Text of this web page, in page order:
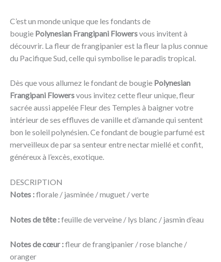
C’est un monde unique que les fondants de
bougie Polynesian Frangipani Flowersvous invitent à
découvrir. La fleur de frangipanier est la fleur la plus connue
du Pacifique Sud, celle qui symbolise le paradis tropical.
Dès que vous allumez le fondant de bougie Polynesian
Frangipani Flowersvous invitez cette fleur unique, fleur
sacrée aussi appelée Fleur des Temples à baigner votre
intérieur de ses effluves de vanille et d’amande qui sentent
bon le soleil polynésien. Ce fondant de bougie parfumé est
merveilleux de par sa senteur entre nectar miellé et confit,
généreux à l’excès, exotique.
DESCRIPTION
Notes :florale / jasminée / muguet / verte
Notes de tête :feuille de verveine / lys blanc / jasmin d’eau
Notes de cœur :fleur de frangipanier / rose blanche /
oranger